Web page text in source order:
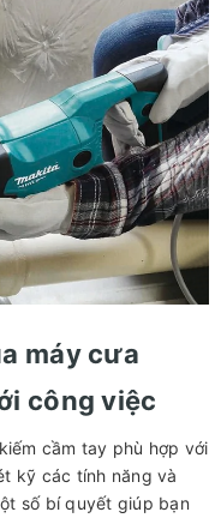
máy cưa
công việc
cầm tay phù hợp với
kỹ các tính năng và
số bí quyết giúp bạn